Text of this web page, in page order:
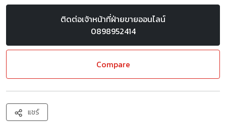
ติดต่อเจ้าหน้าที่ฝ่ายขายออนไลน์
0898952414
Compare
แชร์